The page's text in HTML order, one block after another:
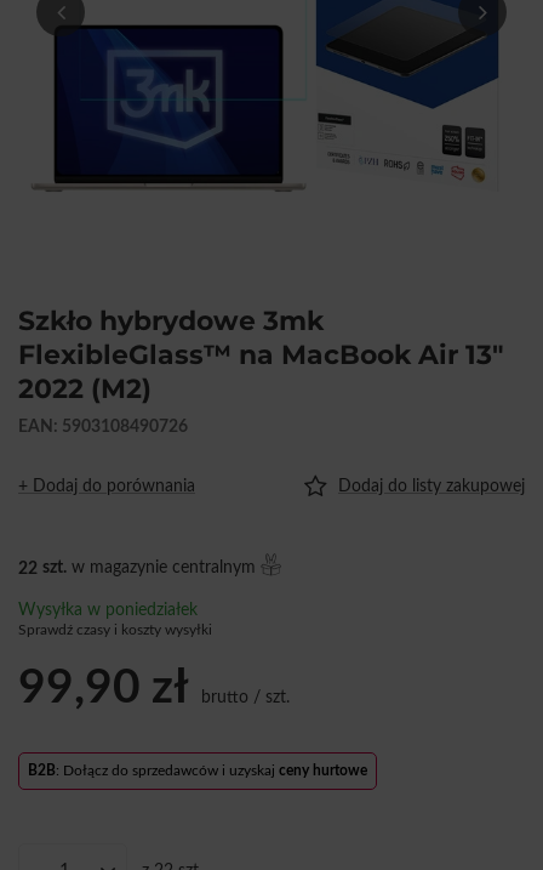
Szkło hybrydowe 3mk
FlexibleGlass™ na MacBook Air 13"
2022 (M2)
EAN: 5903108490726
+ Dodaj do porównania Dodaj do listy zakupowej
22 szt. w magazynie centralnym
Wysyłka w poniedziałek
Sprawdź czasy i koszty wysyłki
99,90 zł brutto / szt.
B2B: Dołącz do sprzedawców i uzyskaj ceny hurtowe